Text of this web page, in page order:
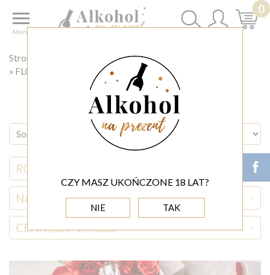
CZY MASZ UKOŃCZONE 18 LAT?
NIE TAK
0
Menu
Strona główna
◊ FLOWER BOX
FLOWERBOX NA WALENTYNKI
RODZAJ ALKOHOLU
NAZWA ALKOHOLU
CENA(0,00 - 2 000,00)